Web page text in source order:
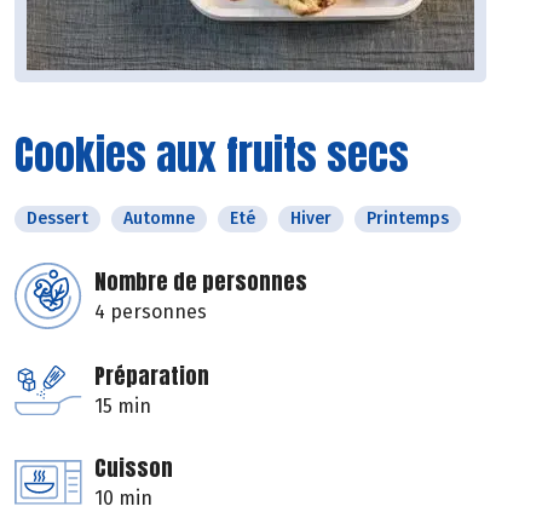
Cookies aux fruits secs
Dessert Automne Eté Hiver Printemps
Nombre de personnes
4 personnes
Préparation
15 min
Cuisson
10 min